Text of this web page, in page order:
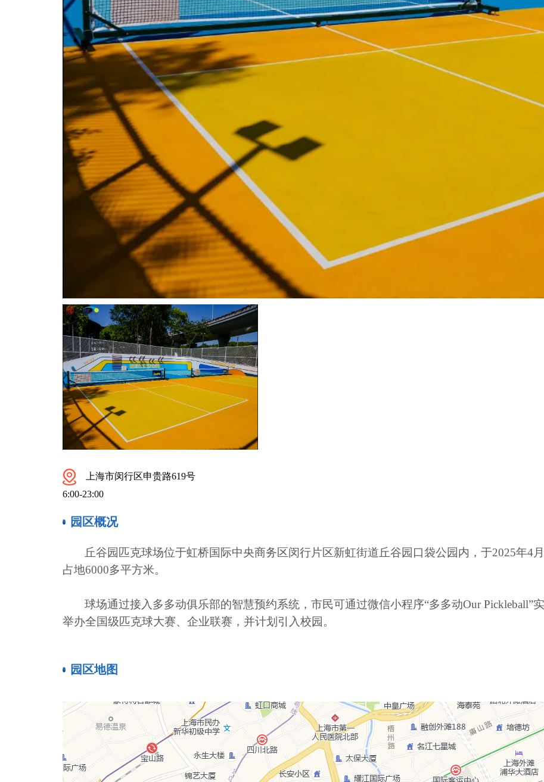
上海市闵行区申贵路619号
6:00-23:00
园区概况
丘谷园匹克球场位于虹桥国际中央商务区闵行片区新虹街道丘谷园口袋公园内，于2025年4月
占地6000多平方米。
球场通过接入多多动俱乐部的智慧预约系统，市民可通过微信小程序“多多动Our Pickleball”
举办全国级匹克球大赛、企业联赛，并计划引入校园。
园区地图